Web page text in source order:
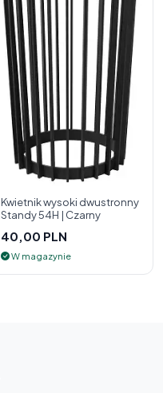
Kwietnik wysoki dwustronny
Standy 54H | Czarny
40,00 PLN
W magazynie